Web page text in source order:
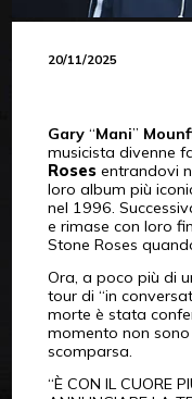
20/11/2025
Gary“Mani”
musicista divenne
Rosesentrandovi
loro album più
nel 1996.
e rimase con loro
Stone Roses
Ora, a poco più di
tour di “in
morte è stata
momento non
scomparsa.
“È CON IL CUORE